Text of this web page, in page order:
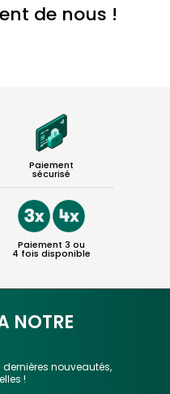
de nous !
Paiement
sécurisé
Paiement 3 ou
4 fois disponible
NOTRE
nouveautés,
!